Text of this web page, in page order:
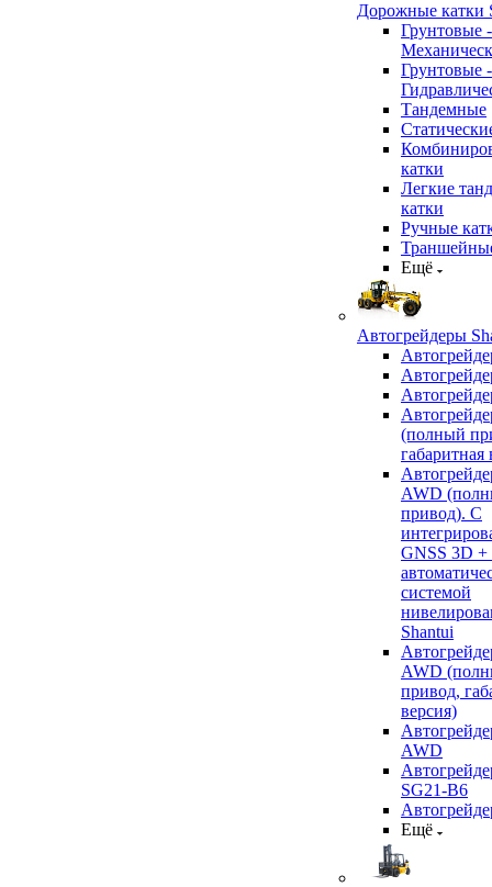
Дорожные катки
Грунтовые -
Грунтовые -
Тандемные
катки
Легкие
катки
Ручные
Ещё
Автогрейдеры
(полный
габаритная
AWD
привод). С
GNSS 3D +
системой
Shantui
AWD
привод,
версия)
AWD
SG21-B6
Ещё